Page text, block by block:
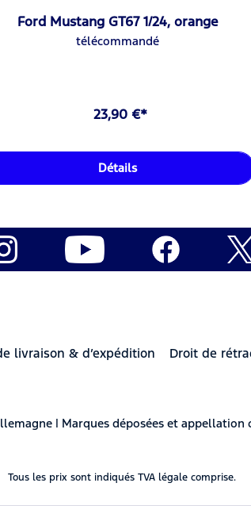
Ford Mustang GT67 1/24, orange
télécommandé
23,90 €*
Détails
livraison & d’expédition Droit de
| Marques déposées et
Tous les prix sont indiqués TVA légale comprise.